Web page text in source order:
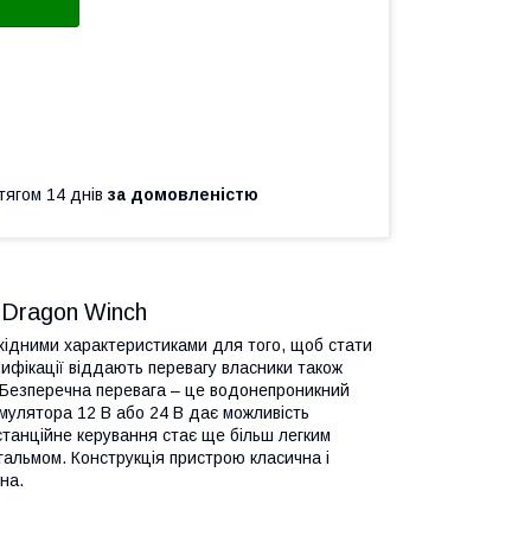
14 днів за домовленістю
Winch
характеристиками для того, щоб стати
віддають перевагу власники також
перевага – це водонепроникний
12 В або 24 В дає можливість
керування стає ще більш легким
Конструкція пристрою класична і